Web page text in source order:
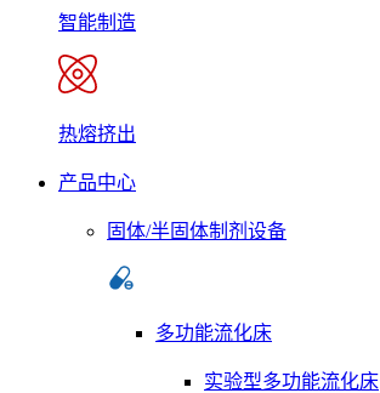
智能制造
热熔挤出
产品中心
固体/半固体制剂设备
多功能流化床
实验型多功能流化床